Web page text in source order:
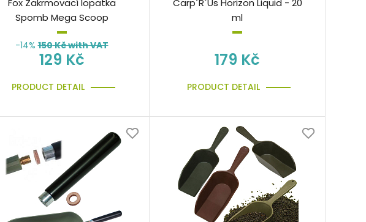
Fox Zakrmovací lopatka
Spomb Mega Scoop
-14% 150Kč with VAT
129 Kč
PRODUCT DETAIL
Carp´R´Us Horizon Liquid - 20
ml
179 Kč
PRODUCT DETAIL